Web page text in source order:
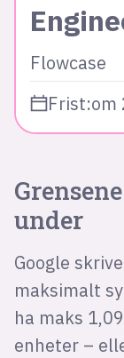
Flowcase
Frist:om
under
Google
maksimalt
ha maks
enheter –